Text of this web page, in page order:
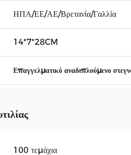
ΗΠΑ/ΕΕ/ΑΕ/Βρετανία/Γαλλία
14*7*28CM
Επαγγελματικό αναδιπλούμενο
100 τεμάχια